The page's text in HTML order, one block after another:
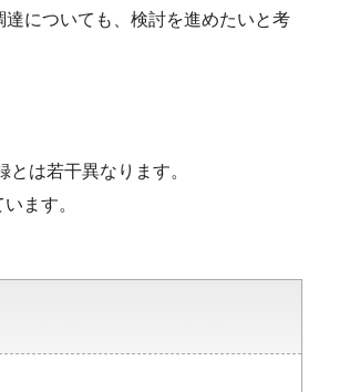
についても、検討を進めたいと考
は若干異なります。
ます。